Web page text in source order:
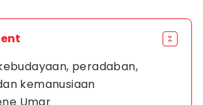
peradaban,
kemanusiaan